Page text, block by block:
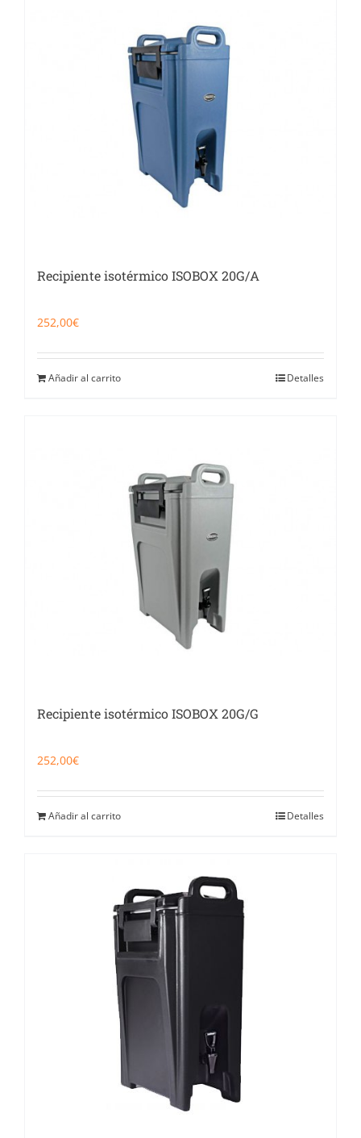
Recipiente isotérmico ISOBOX 20G/A
252,00€
Añadir al carrito Detalles
Recipiente isotérmico ISOBOX 20G/G
252,00€
Añadir al carrito Detalles